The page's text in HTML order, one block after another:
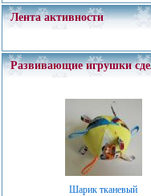
Лента активности
Развивающие игрушки
Шарик тканевый